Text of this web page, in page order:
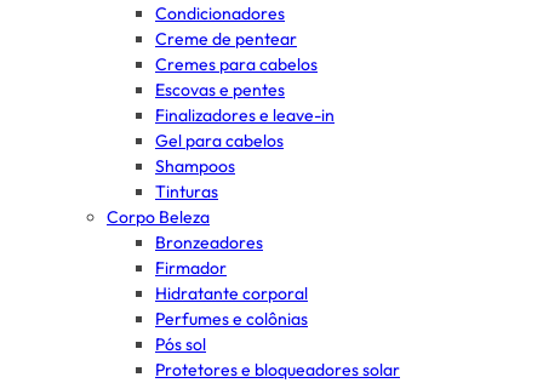
Condicionadores
Creme de pentear
Cremes para cabelos
Escovas e pentes
Finalizadores e leave-in
Gel para cabelos
Shampoos
Tinturas
Corpo Beleza
Bronzeadores
Firmador
Hidratante corporal
Perfumes e colônias
Pós sol
Protetores e bloqueadores solar